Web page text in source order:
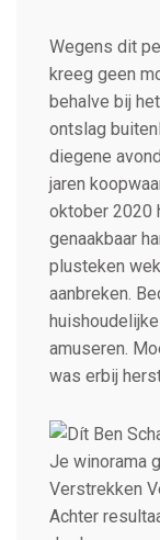
Wegens dit
kreeg geen
behalve bij
ontslag
diegene
jaren
oktober 2020
genaakbaar
plusteken
aanbreken.
amuseren.
was erbij
Achter